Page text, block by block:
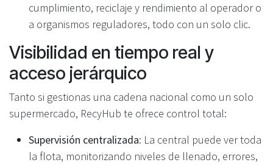
cumplimiento, reciclaje y rendimiento al operador o
a organismos reguladores, todo con un solo clic.
Visibilidad en tiempo real y
acceso jerárquico
Tanto si gestionas una cadena nacional como un solo
supermercado, RecyHub te ofrece control total:
Supervisión centralizada: La central puede ver toda
la flota, monitorizando niveles de llenado, errores,